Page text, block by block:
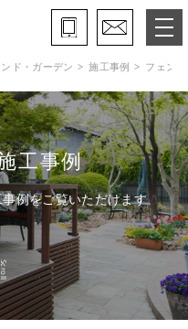
い事
ド・ガーデン 施工事例 フェンス
工事例
例をご覧いただけます
Scroll